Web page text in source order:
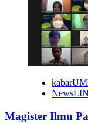
Magister Ilmu